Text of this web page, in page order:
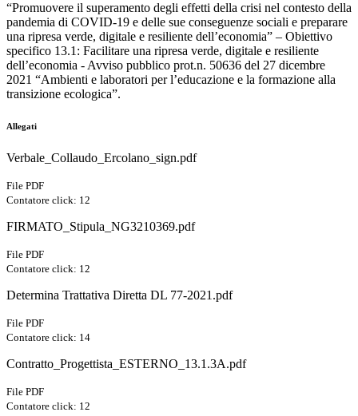
“Promuovere il superamento degli effetti della crisi nel contesto della
pandemia di COVID-19 e delle sue conseguenze sociali e preparare
una ripresa verde, digitale e resiliente dell’economia” – Obiettivo
specifico 13.1: Facilitare una ripresa verde, digitale e resiliente
dell’economia - Avviso pubblico prot.n. 50636 del 27 dicembre
2021 “Ambienti e laboratori per l’educazione e la formazione alla
transizione ecologica”.
Allegati
Verbale_Collaudo_Ercolano_sign.pdf
File PDF
Contatore click: 12
FIRMATO_Stipula_NG3210369.pdf
File PDF
Contatore click: 12
Determina Trattativa Diretta DL 77-2021.pdf
File PDF
Contatore click: 14
Contratto_Progettista_ESTERNO_13.1.3A.pdf
File PDF
Contatore click: 12